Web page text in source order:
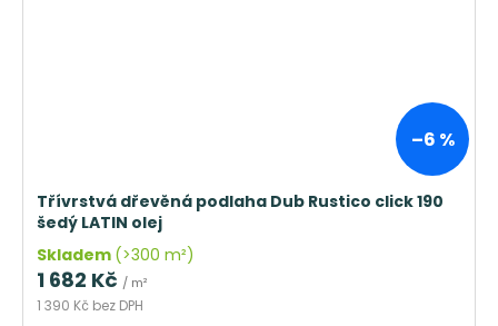
–6 %
Třívrstvá dřevěná podlaha Dub Rustico click 190
šedý LATIN olej
Skladem (>300 m²)
1 390 Kč bez DPH
1 682 Kč / m²